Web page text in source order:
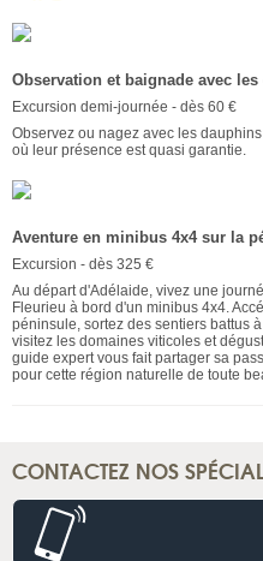
Observation et baignade avec
Excursion demi-journée - dès 60 €
Observez ou nagez avec les
où leur présence est quasi garantie.
Aventure en minibus 4x4 sur la
Excursion - dès 325 €
Au départ d'Adélaide, vivez une
Fleurieu à bord d'un minibus 4x4.
péninsule, sortez des sentiers battus
visitez les domaines viticoles et
guide expert vous fait partager sa
pour cette région naturelle de toute
CONTACTEZ NOS